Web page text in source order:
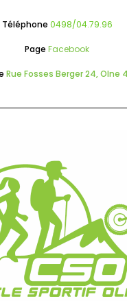
Téléphone 0498/04.79.96
Page Facebook
Rue Fosses Berger 24, Olne